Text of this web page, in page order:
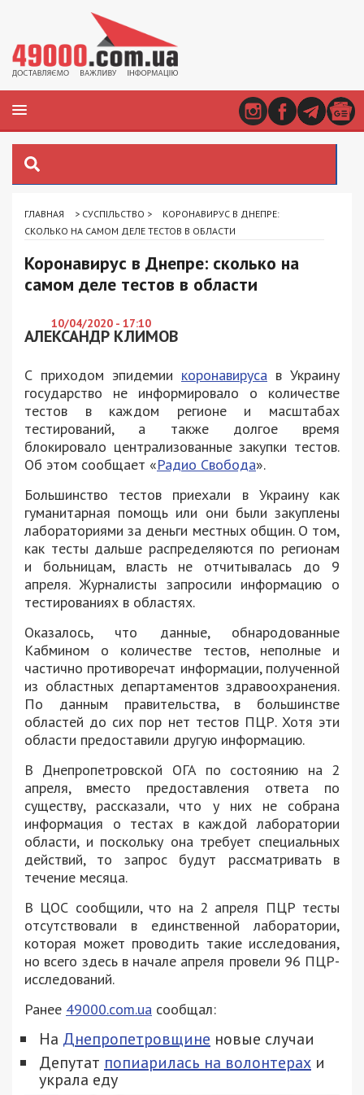
ГЛАВНАЯ > СУСПІЛЬСТВО >
КОРОНАВИРУС В ДНЕПРЕ:
СКОЛЬКО НА САМОМ ДЕЛЕ ТЕСТОВ В ОБЛАСТИ
Коронавирус в Днепре: сколько на
самом деле тестов в области
10/04/2020 - 17:10
АЛЕКСАНДР КЛИМОВ
С приходом эпидемии коронавируса в Украину
государство не информировало о количестве
тестов в каждом регионе и масштабах
тестирований, а также долгое время
блокировало централизованные закупки тестов.
Об этом сообщает «Радио Свобода».
Большинство тестов приехали в Украину как
гуманитарная помощь или они были закуплены
лабораториями за деньги местных общин. О том,
как тесты дальше распределяются по регионам
и больницам, власть не отчитывалась до 9
апреля. Журналисты запросили информацию о
тестированиях в областях.
Оказалось, что данные, обнародованные
Кабмином о количестве тестов, неполные и
частично противоречат информации, полученной
из областных департаментов здравоохранения.
По данным правительства, в большинстве
областей до сих пор нет тестов ПЦР. Хотя эти
области предоставили другую информацию.
В Днепропетровской ОГА по состоянию на 2
апреля, вместо предоставления ответа по
существу, рассказали, что у них не собрана
информация о тестах в каждой лаборатории
области, и поскольку она требует специальных
действий, то запрос будут рассматривать в
течение месяца.
В ЦОС сообщили, что на 2 апреля ПЦР тесты
отсутствовали в единственной лаборатории,
которая может проводить такие исследования,
но всего здесь в начале апреля провели 96 ПЦР-
исследований.
Ранее 49000.com.ua сообщал:
На Днепропетровщине новые случаи
Депутат попиарилась на волонтерах и
украла еду